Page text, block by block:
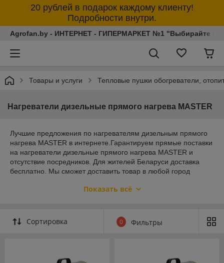
20 рублей в подарок каждому клиенту!
Подробности внутри.
Agrofan.by - ИНТЕРНЕТ - ГИПЕРМАРКЕТ №1 "Выбирайте
Товары и услуги Тепловые пушки обогреватели,
Нагреватели дизельные прямого нагрева MASTER
Лучшие предложения по нагревателям дизельным прямого
нагрева MASTER в интернете.Гарантируем прямые поставки
на нагреватели дизельные прямого нагрева MASTER и
отсутствие посредников. Для жителей Беларуси доставка
бесплатно. Мы сможет доставить товар в любой город
дизельные прямого нагрева MASTER. Приятных покупок!
Показать всё
Сортировка 0 Фильтры